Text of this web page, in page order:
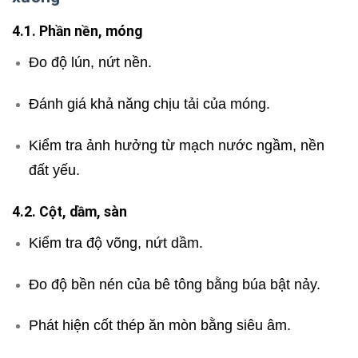
4.1. Phần nền, móng
Đo độ lún, nứt nền.
Đánh giá khả năng chịu tải của móng.
Kiểm tra ảnh hưởng từ mạch nước ngầm, nền
đất yếu.
4.2. Cột, dầm, sàn
Kiểm tra độ võng, nứt dầm.
Đo độ bền nén của bê tông bằng búa bật nảy.
Phát hiện cốt thép ăn mòn bằng siêu âm.